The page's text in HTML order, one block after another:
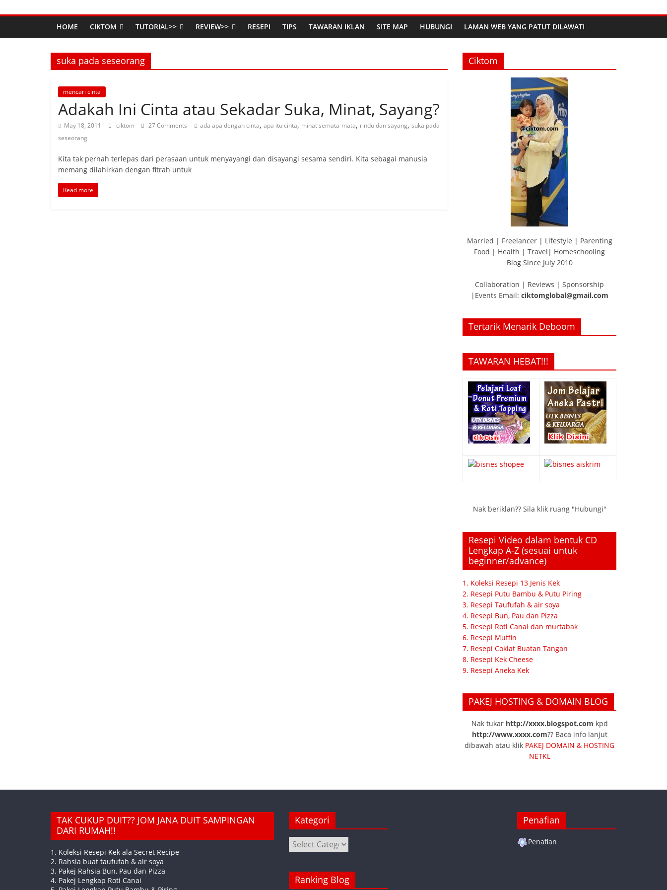
HOME CIKTOM TUTORIAL>> REVIEW>> RESEPI TIPS TAWARAN IKLAN SITE MAP HUBUNGI LAMAN WEB YANG PATUT DILAWATI
suka pada seseorang
mencari cinta
Adakah Ini Cinta atau Sekadar Suka, Minat, Sayang?
May 18, 2011 ciktom 27 Comments ada apa dengan cinta, apa itu cinta, minat semata-mata, rindu dan sayang, suka pada
seseorang
Kita tak pernah terlepas dari perasaan untuk menyayangi dan disayangi sesama sendiri. Kita sebagai manusia
memang dilahirkan dengan fitrah untuk
Read more
Ciktom
Married | Freelancer | Lifestyle | Parenting
Food | Health | Travel| Homeschooling
Blog Since July 2010
Collaboration | Reviews | Sponsorship
|Events Email: ciktomglobal@gmail.com
Tertarik Menarik Deboom
TAWARAN HEBAT!!!
Nak beriklan?? Sila klik ruang "Hubungi"
Resepi Video dalam bentuk CD
Lengkap A-Z (sesuai untuk
beginner/advance)
1. Koleksi Resepi 13 Jenis Kek
2. Resepi Putu Bambu & Putu Piring
3. Resepi Taufufah & air soya
4. Resepi Bun, Pau dan Pizza
5. Resepi Roti Canai dan murtabak
6. Resepi Muffin
7. Resepi Coklat Buatan Tangan
8. Resepi Kek Cheese
9. Resepi Aneka Kek
PAKEJ HOSTING & DOMAIN BLOG
Nak tukar http://xxxx.blogspot.com kpd
http://www.xxxx.com?? Baca info lanjut
dibawah atau klik PAKEJ DOMAIN & HOSTING
NETKL
TAK CUKUP DUIT?? JOM JANA DUIT SAMPINGAN
DARI RUMAH!!
1. Koleksi Resepi Kek ala Secret Recipe
2. Rahsia buat taufufah & air soya
3. Pakej Rahsia Bun, Pau dan Pizza
4. Pakej Lengkap Roti Canai
Kategori
Kategori
Ranking Blog
Penafian
Penafian